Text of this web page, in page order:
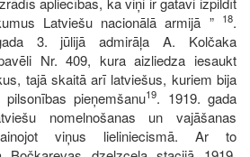
Latviešu nacionālā armijā ”
18.
3. jūlijā admirāļa A. Kolčaka
Nr. 409, kura aizliedza iesaukt
tajā skaitā arī latviešus, kuriem bija
pieņemšanu19. 1919. gada
nomelnošanas un vajāšanas
viņus lieliniecismā. Ar to